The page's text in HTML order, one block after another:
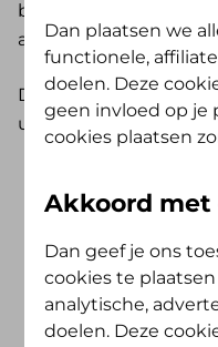
behandelmethode
aan je spieren,
De volgende
uit de
Fysiotherapie bij
chronisch
Oefentherapie bij
kniegewricht
Dan plaatsen we
functionele,
doelen. Deze
geen invloed op je
cookies plaatsen
Akkoord met
Dan geef je ons
cookies te
analytische,
doelen. Deze